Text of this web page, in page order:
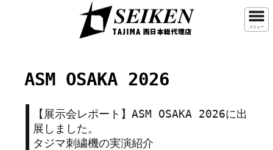
メニュー
ASM OSAKA 2026
【展示会レポート】ASM OSAKA 2026に出
展しました。
タジマ刺繍機の実演紹介